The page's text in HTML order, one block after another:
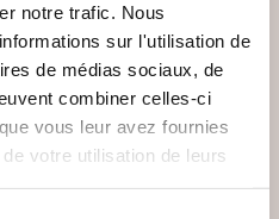
notre trafic. Nous
sur l'utilisation de
de médias sociaux, de
combiner celles-ci
vous leur avez fournies
votre utilisation de leurs
-42%